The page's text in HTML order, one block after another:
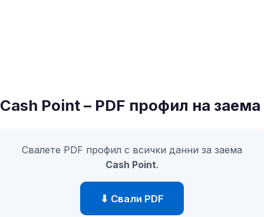
Cash Point – PDF профил на заема
Свалете PDF профил с всички данни за заема
Cash Point.
⬇ Свали PDF